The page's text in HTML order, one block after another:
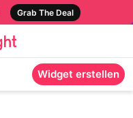
Grab The Deal
Widget erstellen